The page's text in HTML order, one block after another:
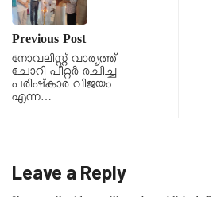
Previous Post
നോവലിസ്റ്റ് വാര്യത്ത്
ചോറി പീറ്റര്‍ രചിച്ച
പരിഷ്‌കാര വിജയം
എന്ന…
Leave a Reply